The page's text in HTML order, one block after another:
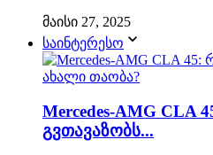
მაისი 27, 2025
საინტერესო
Mercedes-AMG CLA
გვთავაზობს...